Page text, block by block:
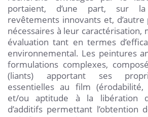
portaient, d’une part, sur
revêtements innovants et,
nécessaires à leur caractérisation,
évaluation tant en termes
environnemental. Les peintures
formulations complexes,
(liants) apportant ses
essentielles au film
et/ou aptitude à la libération
d’additifs permettant l’obtention